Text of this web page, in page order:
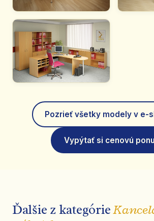
Pozrieť všetky modely v e-
Vypýtať si cenovú
Ďalšie z kategórie